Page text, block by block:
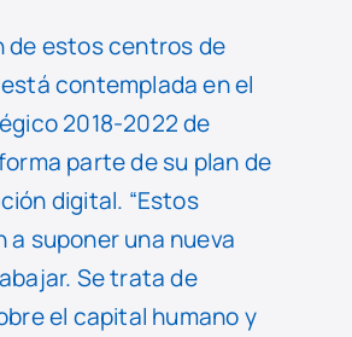
de estos centros de
contemplada en el
2018-2022 de
parte de su plan de
digital. “Estos
a suponer una nueva
Se trata de
el capital humano y